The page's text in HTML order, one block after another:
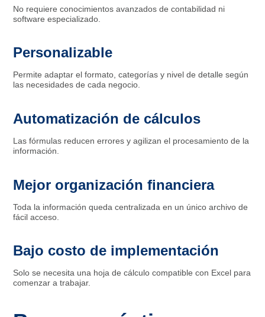
No requiere conocimientos avanzados de contabilidad ni
software especializado.
Personalizable
Permite adaptar el formato, categorías y nivel de detalle según
las necesidades de cada negocio.
Automatización de cálculos
Las fórmulas reducen errores y agilizan el procesamiento de la
información.
Mejor organización financiera
Toda la información queda centralizada en un único archivo de
fácil acceso.
Bajo costo de implementación
Solo se necesita una hoja de cálculo compatible con Excel para
comenzar a trabajar.